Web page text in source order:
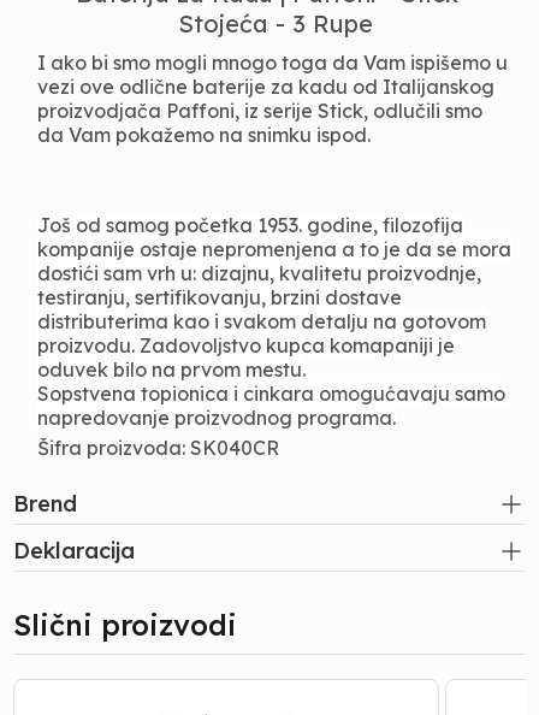
Stojeća - 3 Rupe
I ako bi smo mogli mnogo toga da Vam ispišemo u
vezi ove odlične baterije za kadu od Italijanskog
proizvodjača Paffoni, iz serije Stick, odlučili smo
da Vam pokažemo na snimku ispod.
Još od samog početka 1953. godine, filozofija
kompanije ostaje nepromenjena a to je da se mora
dostići sam vrh u: dizajnu, kvalitetu proizvodnje,
testiranju, sertifikovanju, brzini dostave
distributerima kao i svakom detalju na gotovom
proizvodu. Zadovoljstvo kupca komapaniji je
oduvek bilo na prvom mestu.
Sopstvena topionica i cinkara omogućavaju samo
napredovanje proizvodnog programa.
Šifra proizvoda: SK040CR
Brend
Deklaracija
Slični proizvodi
Bide
Baterija